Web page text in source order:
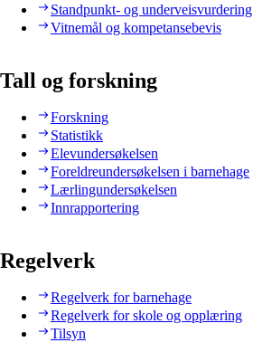
Standpunkt- og underveisvurdering
Vitnemål og kompetansebevis
Tall og forskning
Forskning
Statistikk
Elevundersøkelsen
Foreldreundersøkelsen i barnehage
Lærlingundersøkelsen
Innrapportering
Regelverk
Regelverk for barnehage
Regelverk for skole og opplæring
Tilsyn